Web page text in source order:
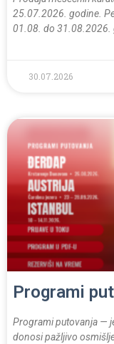
25.07.2026. godine.
01.08. do 31.08.2026.
30.07.2026
Programi
Programi putovanja —
donosi pažljivo